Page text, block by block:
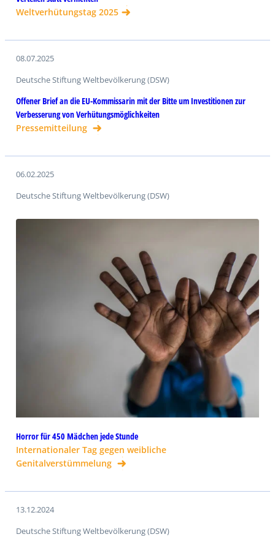
Weltverhütungstag 2025
08.07.2025
Deutsche Stiftung Weltbevölkerung (DSW)
Offener Brief an die EU-Kommissarin mit der Bitte um Investitionen zur
Verbesserung von Verhütungsmöglichkeiten
Pressemitteilung
06.02.2025
Deutsche Stiftung Weltbevölkerung (DSW)
Horror für 450 Mädchen jede Stunde
Internationaler Tag gegen weibliche
Genitalverstümmelung
13.12.2024
Deutsche Stiftung Weltbevölkerung (DSW)